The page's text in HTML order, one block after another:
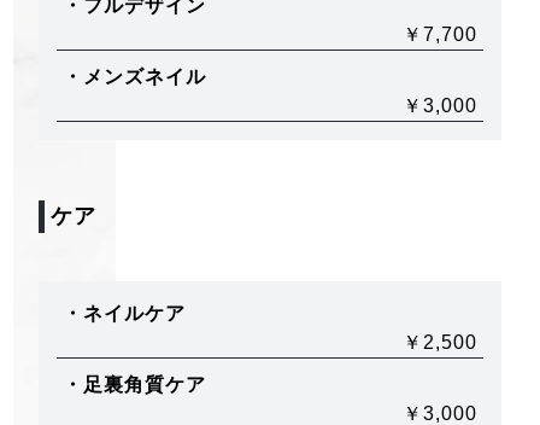
・フルデザイン
￥7,700
・メンズネイル
￥3,000
ケア
・ネイルケア
￥2,500
・足裏角質ケア
￥3,000